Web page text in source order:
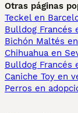
Otras páginas
Teckel en
Bulldog Francés
Bichón Maltés
Chihuahua en
Bulldog Francés
Caniche Toy en
Perros en